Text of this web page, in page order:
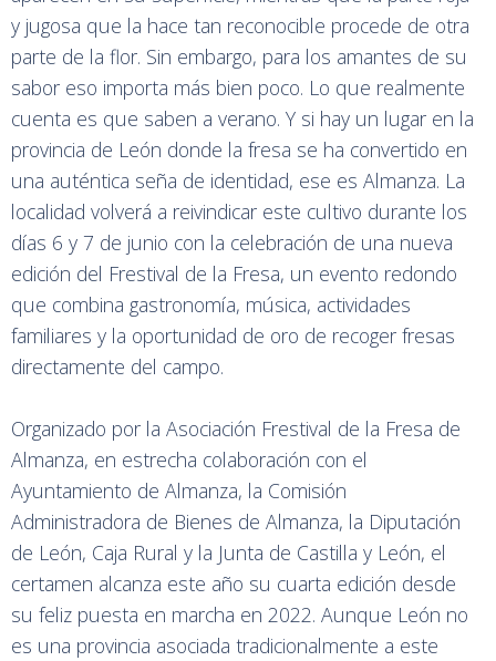
y jugosa que la hace tan reconocible procede de otra
parte de la flor. Sin embargo, para los amantes de su
sabor eso importa más bien poco. Lo que realmente
cuenta es que saben a verano. Y si hay un lugar en la
provincia de León donde la fresa se ha convertido en
una auténtica seña de identidad, ese es Almanza. La
localidad volverá a reivindicar este cultivo durante los
días 6 y 7 de junio con la celebración de una nueva
edición del Frestival de la Fresa, un evento redondo
que combina gastronomía, música, actividades
familiares y la oportunidad de oro de recoger fresas
directamente del campo.
Organizado por la Asociación Frestival de la Fresa de
Almanza, en estrecha colaboración con el
Ayuntamiento de Almanza, la Comisión
Administradora de Bienes de Almanza, la Diputación
de León, Caja Rural y la Junta de Castilla y León, el
certamen alcanza este año su cuarta edición desde
su feliz puesta en marcha en 2022. Aunque León no
es una provincia asociada tradicionalmente a este